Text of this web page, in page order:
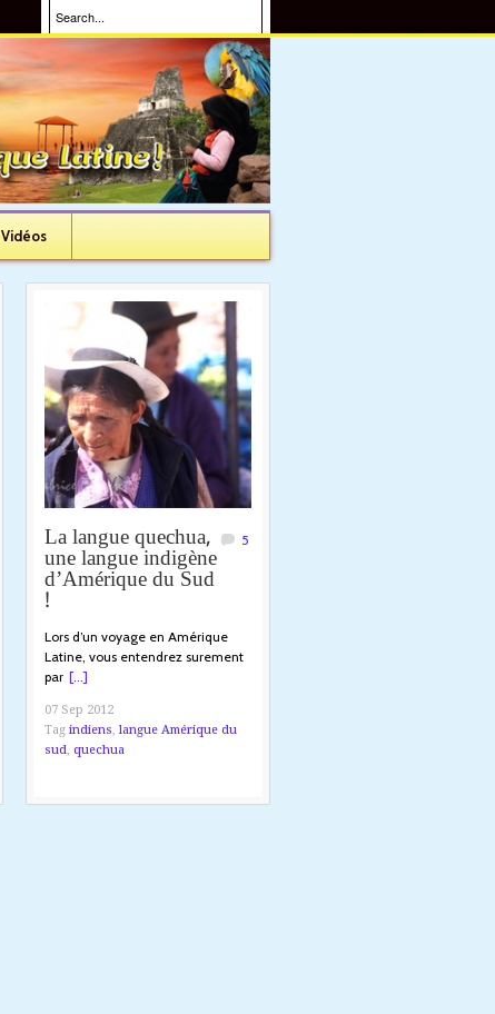
Vidéos
La langue quechua,
une langue indigène
d’Amérique du Sud
!
5
Lors d’un voyage en Amérique
Latine, vous entendrez surement
par [...]
07 Sep 2012
Tag indiens, langue Amérique du
sud, quechua